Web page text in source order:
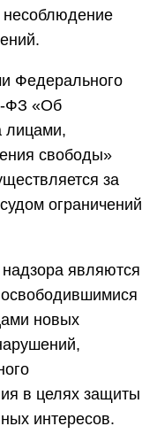
несоблюдение
Федерального
ФЗ «Об
лицами,
свободы»
за
ограничений
являются
новых
в целях защиты
интересов.